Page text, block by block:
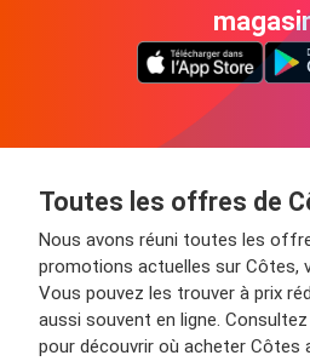
Toutes les offres de
Nous avons réuni toutes les
promotions actuelles sur Côtes,
Vous pouvez les trouver à prix
aussi souvent en ligne.
pour découvrir où acheter Côtes